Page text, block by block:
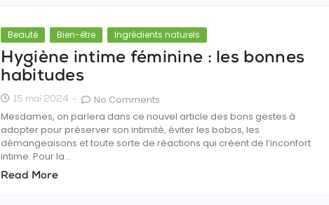
Beauté Bien-être Ingrédients naturels
Hygiène intime féminine : les bonnes
habitudes
15 mai 2024 -
No Comments
Mesdames, on parlera dans ce nouvel article des bons gestes à
adopter pour préserver son intimité, éviter les bobos, les
démangeaisons et toute sorte de réactions qui créent de l’inconfort
intime. Pour la...
Read More